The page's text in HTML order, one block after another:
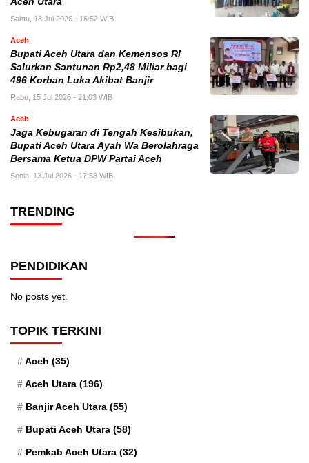
Sabtu, 18 Jul 2026 - 16:52 WIB
Aceh
Bupati Aceh Utara dan Kemensos RI
Salurkan Santunan Rp2,48 Miliar bagi
496 Korban Luka Akibat Banjir
Rabu, 15 Jul 2026 - 21:03 WIB
Aceh
Jaga Kebugaran di Tengah Kesibukan,
Bupati Aceh Utara Ayah Wa Berolahraga
Bersama Ketua DPW Partai Aceh
Senin, 13 Jul 2026 - 17:58 WIB
TRENDING
PENDIDIKAN
No posts yet.
TOPIK TERKINI
Aceh (35)
Aceh Utara (196)
Banjir Aceh Utara (55)
Bupati Aceh Utara (58)
Pemkab Aceh Utara (32)